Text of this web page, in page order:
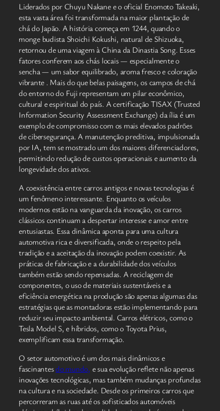
Liderados por Chuyu Nakane e o oficial Enomoto Takeaki,
esta vasta área foi transformada na maior plantação de
chá do Japão. A história começa em 1244, quando o
monge budista Shoichi Kokushi, natural de Shizuoka,
retornou de uma viagem à China da Dinastia Song. Esses
fatores conferem aos chás locais — especialmente o
sencha — um sabor equilibrado, aroma fresco e coloração
vibrante . Mais do que belas paisagens, os campos de chá
do entorno do Fuji representam um pilar econômico,
cultural e espiritual do país. A certificação TISAX (Trusted
Information Security Assessment Exchange) da ília é um
exemplo de compromisso com os mais elevados padrões
de cibersegurança. A manutenção preditiva, impulsionada
por IA, tem se mostrado um dos maiores diferenciadores,
permitindo redução de custos operacionais e aumento da
longevidade dos ativos.
A coexistência entre carros antigos e novas tecnologias é
um fenômeno interessante. Enquanto os veículos
modernos estão na vanguarda da inovação, os carros
clássicos continuam a despertar interesse e amor entre
entusiastas. Essa dinâmica aponta para uma cultura
automotiva rica e diversificada, onde o respeito pela
tradição e a aceitação da inovação podem coexistir. As
práticas de fabricação e a durabilidade dos veículos
também estão sendo repensadas. A reciclagem de
componentes, o uso de materiais sustentáveis e a
eficiência energética na produção são apenas algumas das
estratégias que as montadoras estão implementando para
reduzir seu impacto ambiental. Carros elétricos, como o
Tesla Model S, e híbridos, como o Toyota Prius,
exemplificam essa transformação.
O setor automotivo é um dos mais dinâmicos e
fascinantesdo mundo, e sua evolução reflete não apenas
inovações tecnológicas, mas também mudanças profundas
na cultura e na sociedade. Desde os primeiros carros que
percorreram as ruas até os sofisticados automóveis